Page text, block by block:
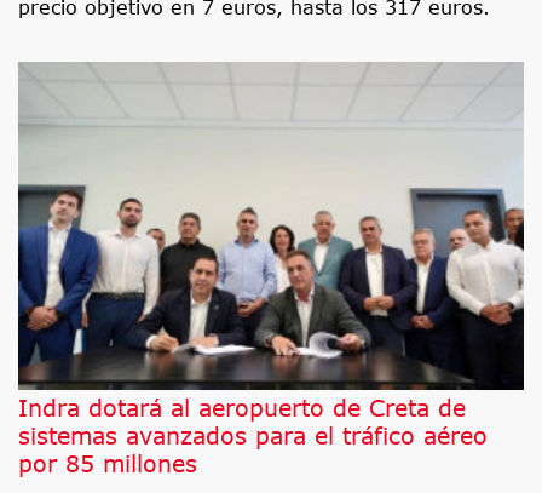
precio objetivo en 7 euros, hasta los 317 euros.
Indra dotará al aeropuerto de Creta de
sistemas avanzados para el tráfico aéreo
por 85 millones